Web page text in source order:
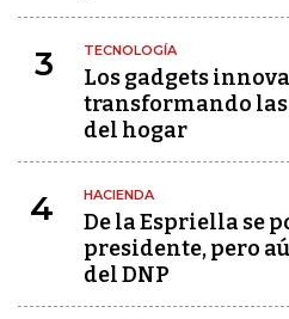
3 TECNOLOGÍA
Los gadgets
transformando
del hogar
4 HACIENDA
De la Espriella se
presidente, pero
del DNP